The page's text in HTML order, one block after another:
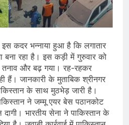
दिल्ली-NCR समेत कई क्षेत्रों में
बाढ़ की आशंका
पुलिस कार्रवाई पर संसद में विपक्ष
2026
दिवस की तैयारियाँ तेज़,
और हस्तशिल्प प्रदर्शनियों का
कदर भन्नाया हुआ है कि लगातार
बना रहा है। इस कड़ी में गुरुवार को
तनाव और बढ़ गया। रह-रहकर
हैं। जानकारी के मुताबिक श्रीनगर
के साथ मुठभेड़ जारी है।
ने जम्मू एयर बेस पठानकोट
भारतीय सेना ने पाकिस्तान के